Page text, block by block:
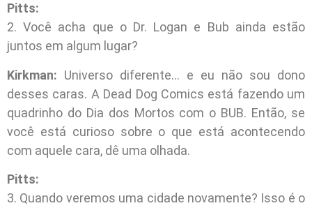
Pitts:
2. Você acha que o Dr. Logan e Bub ainda estão
juntos em algum lugar?
Kirkman: Universo diferente… e eu não sou dono
desses caras. A Dead Dog Comics está fazendo um
quadrinho do Dia dos Mortos com o BUB. Então, se
você está curioso sobre o que está acontecendo
com aquele cara, dê uma olhada.
Pitts:
3. Quando veremos uma cidade novamente? Isso é o